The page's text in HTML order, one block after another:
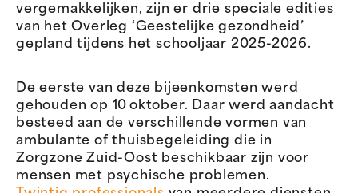
vergemakkelijken, zijn er drie speciale edities
van het Overleg ‘Geestelijke gezondheid’
gepland tijdens het schooljaar 2025-2026.
De eerste van deze bijeenkomsten werd
gehouden op 10 oktober. Daar werd aandacht
besteed aan de verschillende vormen van
ambulante of thuisbegeleiding die in
Zorgzone Zuid-Oost beschikbaar zijn voor
mensen met psychische problemen.